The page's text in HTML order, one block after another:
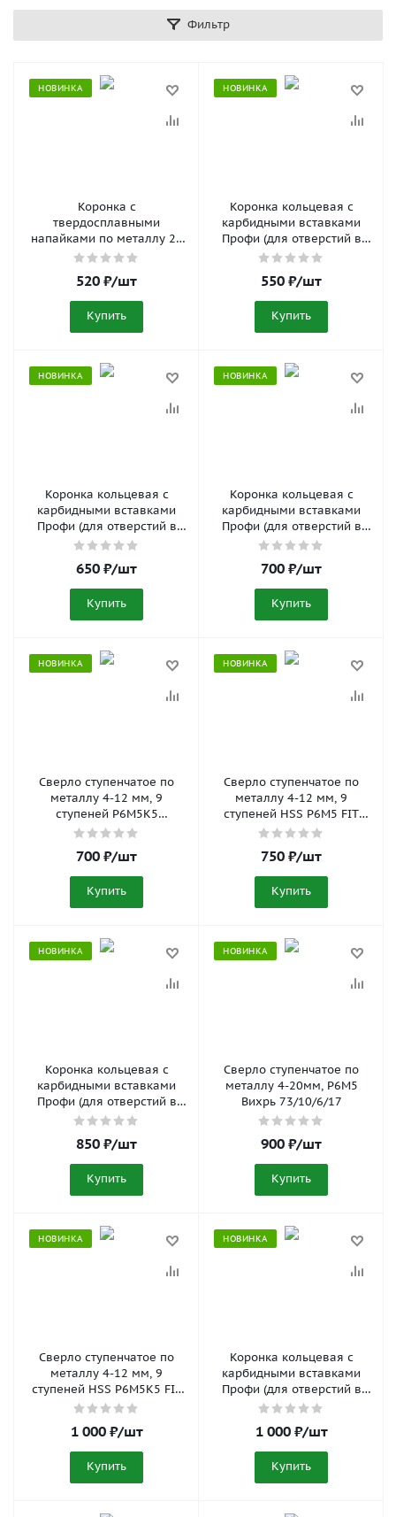
Фильтр
НОВИНКА
Коронка с
твердосплавными
напайками по металлу 22
мм с центрирующим
СTК-04500022
520 ₽/шт
Купить
НОВИНКА
Коронка кольцевая с
карбидными вставками
Профи (для отверстий в
нержавеющей стали) 20
550 ₽/шт
Купить
НОВИНКА
Коронка кольцевая с
карбидными вставками
Профи (для отверстий в
нержавеющей стали) 23
650 ₽/шт
Купить
НОВИНКА
Коронка кольцевая с
карбидными вставками
Профи (для отверстий в
нержавеющей стали) 25
700 ₽/шт
Купить
НОВИНКА
Сверло ступенчатое по
металлу 4-12 мм, 9
ступеней P6M5K5
АвтоDело 40812
700 ₽/шт
Купить
НОВИНКА
Сверло ступенчатое по
металлу 4-12 мм, 9
ступеней HSS P6M5 FIT
36394
750 ₽/шт
Купить
НОВИНКА
Коронка кольцевая с
карбидными вставками
Профи (для отверстий в
нержавеющей стали) 30
850 ₽/шт
Купить
НОВИНКА
Сверло ступенчатое по
металлу 4-20мм, P6M5
Вихрь 73/10/6/17
900 ₽/шт
Купить
НОВИНКА
Сверло ступенчатое по
металлу 4-12 мм, 9
ступеней HSS P6M5K5 FIT
36391
1 000₽/шт
Купить
НОВИНКА
Коронка кольцевая с
карбидными вставками
Профи (для отверстий в
нержавеющей стали) 35
1 000₽/шт
Купить